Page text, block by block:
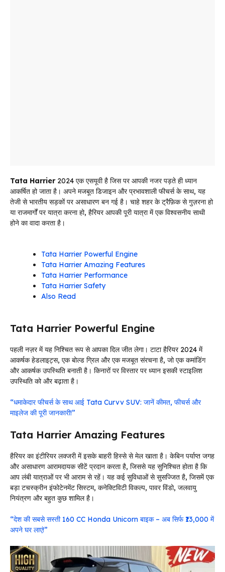
Tata Harrier2024 एक एसयूवी है जिस पर आपकी नजर पड़ते ही ध्यान
आकर्षित हो जाता है। अपने मजबूत डिजाइन और प्रभावशाली फीचर्स के साथ, यह
तेजी से भारतीय सड़कों पर असाधारण बन गई है। चाहे शहर के ट्रैफ़िक से गुज़रना हो
या राजमार्गों पर यात्रा करना हो, हैरियर आपकी पूरी यात्रा में एक विश्वसनीय साथी
होने का वादा करता है।
Tata Harrier Powerful Engine
Tata Harrier Amazing Features
Tata Harrier Performance
Tata Harrier Safety
Also Read
Tata Harrier Powerful Engine
पहली नज़र में यह निश्चित रूप से आपका दिल जीत लेगा। टाटा हैरियर 2024 में
आकर्षक हेडलाइट्स, एक बोल्ड ग्रिल और एक मजबूत संरचना है, जो एक कमांडिंग
और आकर्षक उपस्थिति बनाती है। किनारों पर विस्तार पर ध्यान इसकी स्टाइलिश
उपस्थिति को और बढ़ाता है।
“धमाकेदार फीचर्स के साथ आई Tata Curvv SUV: जानें कीमत, फीचर्स और
माइलेज की पूरी जानकारी!”
Tata Harrier Amazing Features
हैरियर का इंटीरियर लक्जरी में इसके बाहरी हिस्से से मेल खाता है। केबिन पर्याप्त जगह
और असाधारण आरामदायक सीटें प्रदान करता है, जिससे यह सुनिश्चित होता है कि
आप लंबी यात्राओं पर भी आराम से रहें। यह कई सुविधाओं से सुसज्जित है, जिसमें एक
बड़ा टचस्क्रीन इंफोटेनमेंट सिस्टम, कनेक्टिविटी विकल्प, पावर विंडो, जलवायु
नियंत्रण और बहुत कुछ शामिल है।
“देश की सबसे सस्ती 160 CC Honda Unicorn बाइक – अब सिर्फ ₹13,000 में
अपने घर लाएं!”